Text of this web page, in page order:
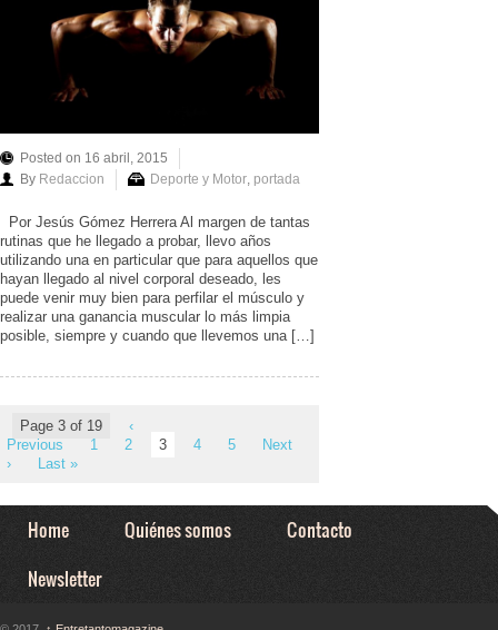
Posted on 16 abril, 2015
By Redaccion Deporte y Motor, portada
Por Jesús Gómez Herrera Al margen de tantas
rutinas que he llegado a probar, llevo años
utilizando una en particular que para aquellos que
hayan llegado al nivel corporal deseado, les
puede venir muy bien para perfilar el músculo y
realizar una ganancia muscular lo más limpia
posible, siempre y cuando que llevemos una […]
Page 3 of 19
‹
Previous
1 2 3 4 5
Next
›
Last »
Home Quiénes somos
Contacto
Newsletter